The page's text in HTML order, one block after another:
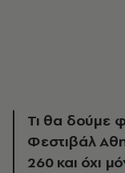
Τι θα δούμε
Φεστιβάλ
260 και όχι